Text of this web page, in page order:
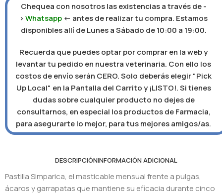
Chequea con nosotros las existencias a través de -
>Whatsapp <- antes de realizar tu compra. Estamos
disponibles allí de Lunes a Sábado de 10:00 a 19:00.
Recuerda que puedes optar por comprar en la web y
levantar tu pedido en nuestra veterinaria. Con ello los
costos de envío serán CERO. Solo deberás elegir "Pick
Up Local" en la Pantalla del Carrito y ¡LISTO!. Si tienes
dudas sobre cualquier producto no dejes de
consultarnos, en especial los productos de Farmacia,
para asegurarte lo mejor, para tus mejores amigos/as.
DESCRIPCIÓNINFORMACIÓN ADICIONAL
Pastilla Simparica, el masticable mensual frente a pulgas,
ácaros y garrapatas que mantiene su eficacia durante cinco